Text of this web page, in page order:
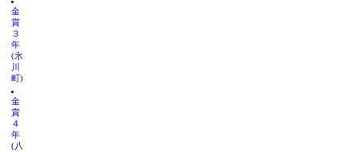
金
賞
３
年
(氷
川
町)
金
賞
４
年
(八